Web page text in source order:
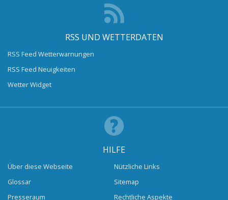
RSS UND WETTERDATEN
RSS Feed Wetterwarnungen
RSS Feed Neuigkeiten
Wetter Widget
HILFE
Über diese Webseite
Glossar
Presseraum
Nützliche Links
Sitemap
Rechtliche Aspekte